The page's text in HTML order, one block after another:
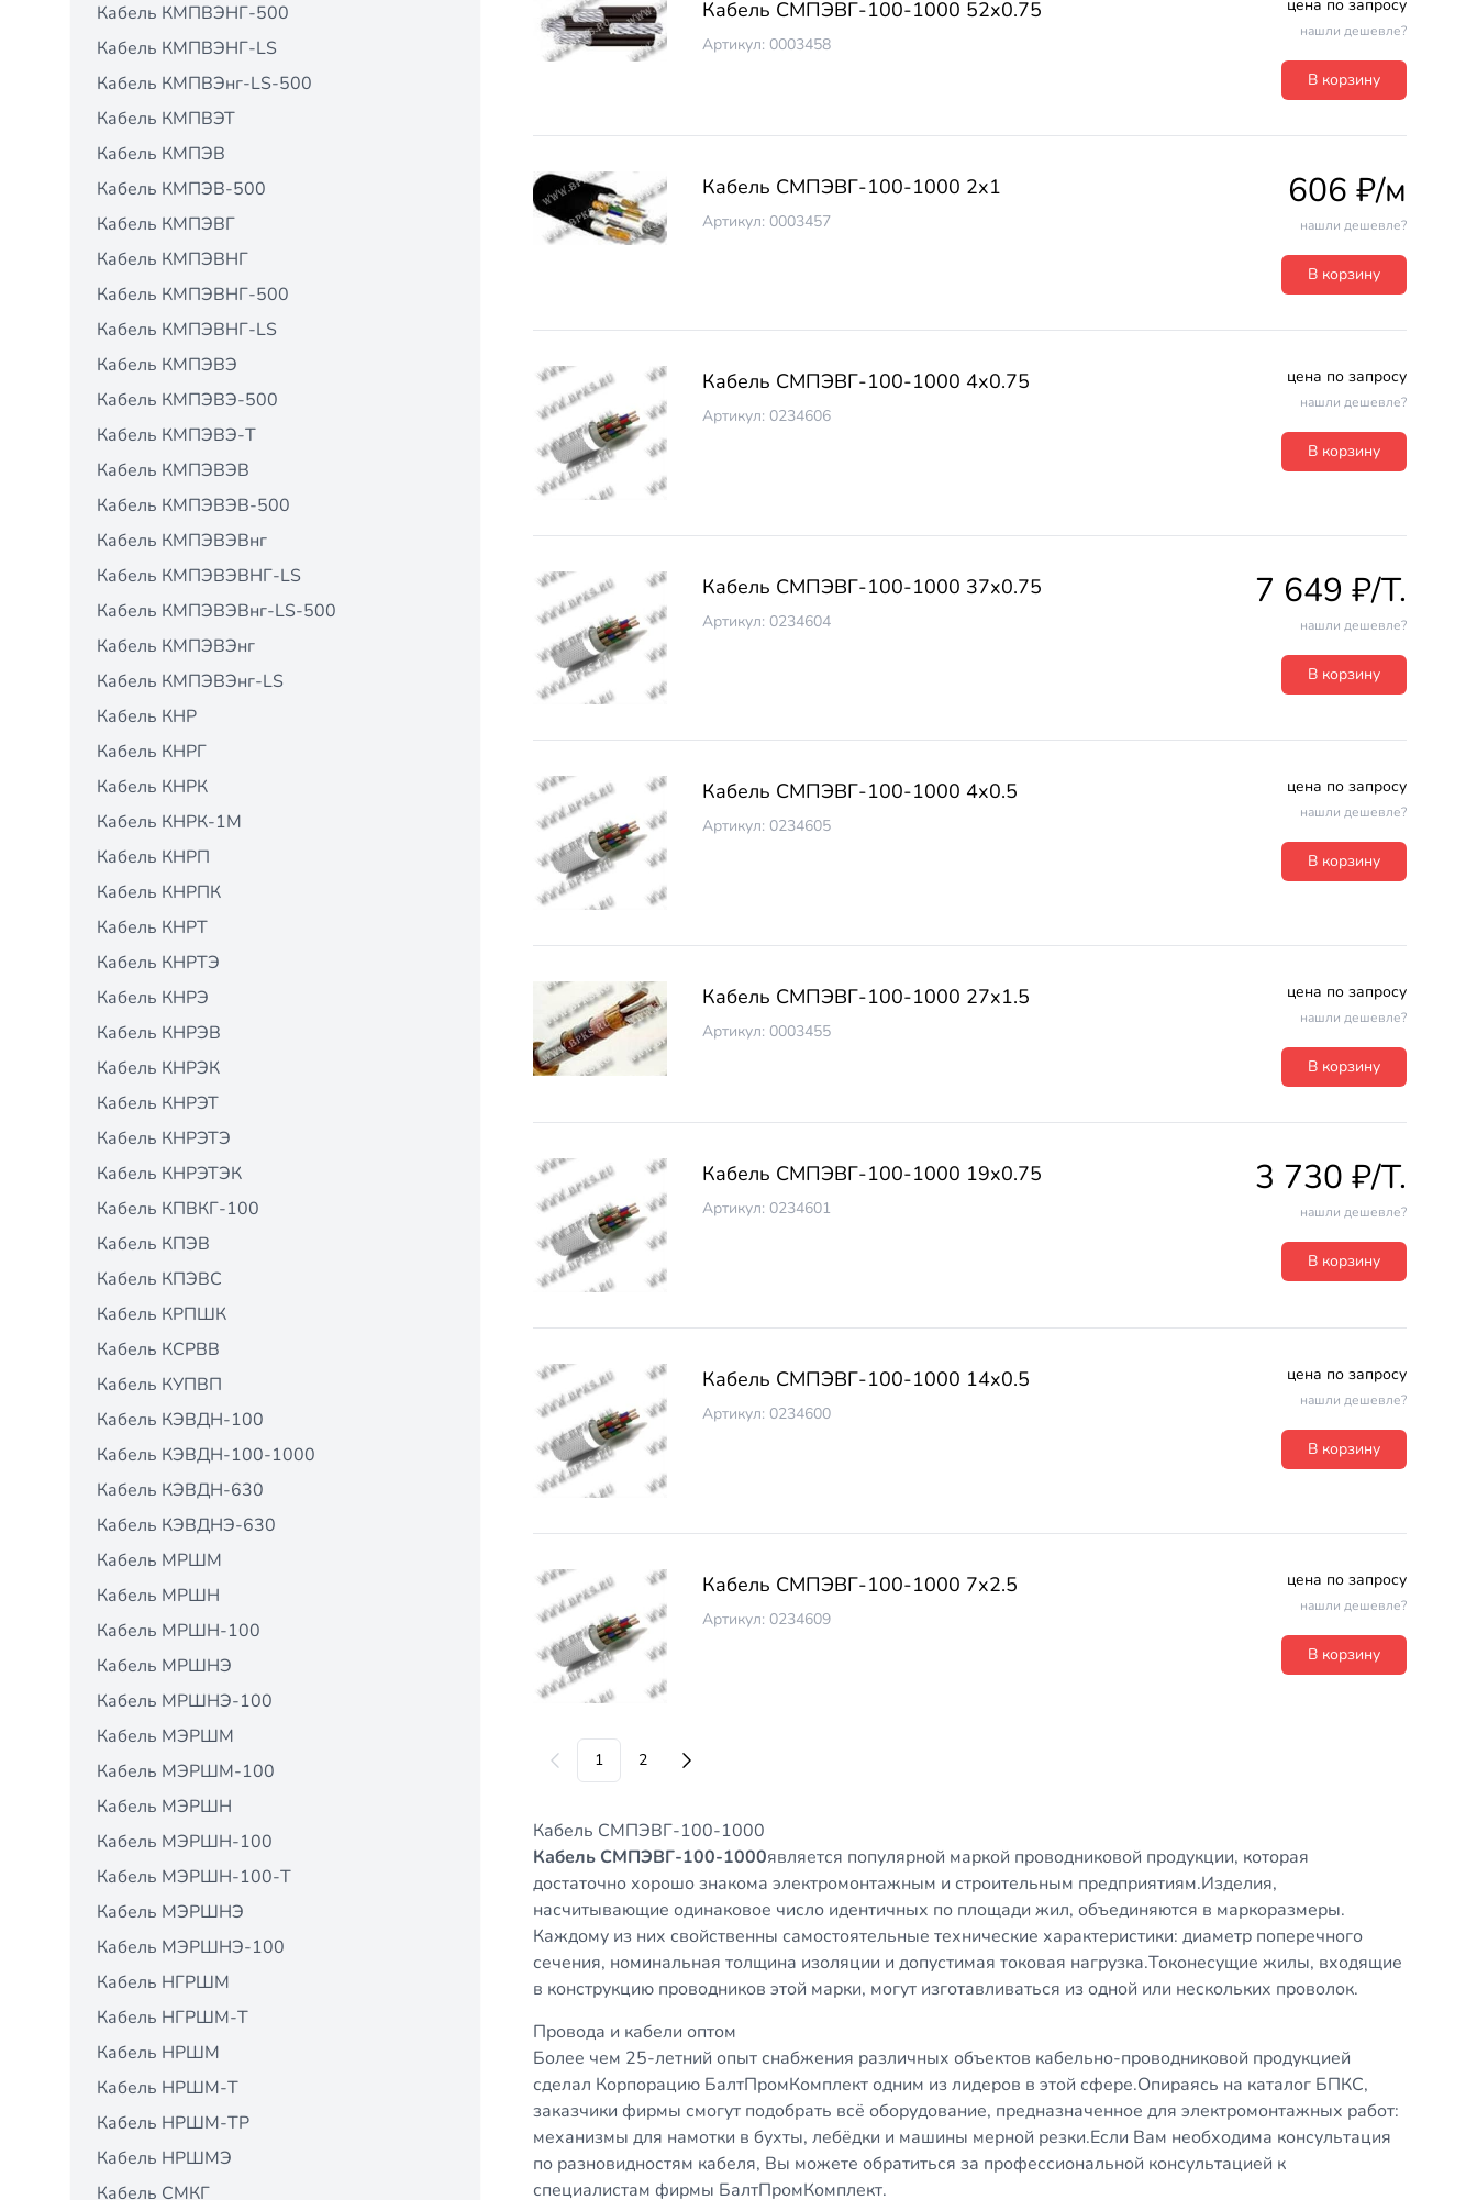
Кабель КМПВЭНГ-500
Кабель КМПВЭНГ-LS
Кабель КМПВЭнг-LS-500
Кабель КМПВЭТ
Кабель КМПЭВ
Кабель КМПЭВ-500
Кабель КМПЭВГ
Кабель КМПЭВНГ
Кабель КМПЭВНГ-500
Кабель КМПЭВНГ-LS
Кабель КМПЭВЭ
Кабель КМПЭВЭ-500
Кабель КМПЭВЭ-Т
Кабель КМПЭВЭВ
Кабель КМПЭВЭВ-500
Кабель КМПЭВЭВнг
Кабель КМПЭВЭВНГ-LS
Кабель КМПЭВЭВнг-LS-500
Кабель КМПЭВЭнг
Кабель КМПЭВЭнг-LS
Кабель КНР
Кабель КНРГ
Кабель КНРК
Кабель КНРК-1М
Кабель КНРП
Кабель КНРПК
Кабель КНРТ
Кабель КНРТЭ
Кабель КНРЭ
Кабель КНРЭВ
Кабель КНРЭК
Кабель КНРЭТ
Кабель КНРЭТЭ
Кабель КНРЭТЭК
Кабель КПВКГ-100
Кабель КПЭВ
Кабель КПЭВС
Кабель КРПШК
Кабель КСРВВ
Кабель КУПВП
Кабель КЭВДН-100
Кабель КЭВДН-100-1000
Кабель КЭВДН-630
Кабель КЭВДНЭ-630
Кабель МРШМ
Кабель МРШН
Кабель МРШН-100
Кабель МРШНЭ
Кабель МРШНЭ-100
Кабель МЭРШМ
Кабель МЭРШМ-100
Кабель МЭРШН
Кабель МЭРШН-100
Кабель МЭРШН-100-Т
Кабель МЭРШНЭ
Кабель МЭРШНЭ-100
Кабель НГРШМ
Кабель НГРШМ-Т
Кабель НРШМ
Кабель НРШМ-Т
Кабель НРШМ-ТР
Кабель НРШМЭ
Кабель СМКГ
Кабель СМПЭВГ-100-1000 52х0.75
Артикул: 0003458
цена по запросу
нашли дешевле?
В корзину
Кабель СМПЭВГ-100-1000 2х1
Артикул: 0003457
606 ₽/м
нашли дешевле?
В корзину
Кабель СМПЭВГ-100-1000 4х0.75
Артикул: 0234606
цена по запросу
нашли дешевле?
В корзину
Кабель СМПЭВГ-100-1000 37х0.75
Артикул: 0234604
7 649 ₽/T.
нашли дешевле?
В корзину
Кабель СМПЭВГ-100-1000 4х0.5
Артикул: 0234605
цена по запросу
нашли дешевле?
В корзину
Кабель СМПЭВГ-100-1000 27х1.5
Артикул: 0003455
цена по запросу
нашли дешевле?
В корзину
Кабель СМПЭВГ-100-1000 19х0.75
Артикул: 0234601
3 730 ₽/T.
нашли дешевле?
В корзину
Кабель СМПЭВГ-100-1000 14х0.5
Артикул: 0234600
цена по запросу
нашли дешевле?
В корзину
Кабель СМПЭВГ-100-1000 7х2.5
Артикул: 0234609
цена по запросу
нашли дешевле?
В корзину
1 2
Кабель СМПЭВГ-100-1000
Кабель СМПЭВГ-100-1000является популярной маркой проводниковой продукции, которая
достаточно хорошо знакома электромонтажным и строительным предприятиям.Изделия,
насчитывающие одинаковое число идентичных по площади жил, объединяются в маркоразмеры.
Каждому из них свойственны самостоятельные технические характеристики: диаметр поперечного
сечения, номинальная толщина изоляции и допустимая токовая нагрузка.Токонесущие жилы, входящие
в конструкцию проводников этой марки, могут изготавливаться из одной или нескольких проволок.
Провода и кабели оптом
Более чем 25-летний опыт снабжения различных объектов кабельно-проводниковой продукцией
сделал Корпорацию БалтПромКомплект одним из лидеров в этой сфере.Опираясь на каталог БПКС,
заказчики фирмы смогут подобрать всё оборудование, предназначенное для электромонтажных работ:
механизмы для намотки в бухты, лебёдки и машины мерной резки.Если Вам необходима консультация
по разновидностям кабеля, Вы можете обратиться за профессиональной консультацией к
специалистам фирмы БалтПромКомплект.